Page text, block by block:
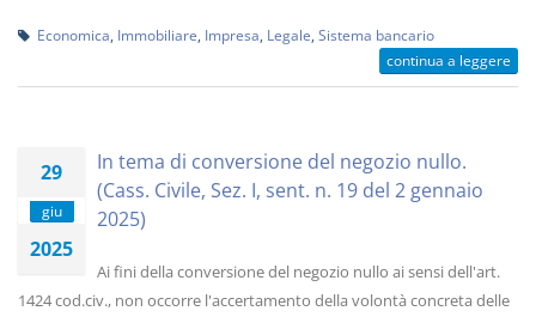
Economica Immobiliare Impresa Legale Sistema bancario
continua a leggere
29
giu
2025
In tema di conversione del negozio nullo.
(Cass. Civile, Sez. I, sent. n. 19 del 2 gennaio
2025)
Ai fini della conversione del negozio nullo ai sensi dell'art.
1424 cod.civ., non occorre l'accertamento della volontà concreta delle